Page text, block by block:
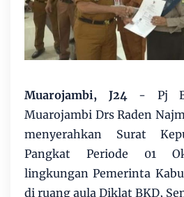
Muarojambi, J24 - Pj
Muarojambi Drs Raden
menyerahkan Surat
Pangkat Periode 01
lingkungan Pemerinta
di ruang aula Diklat BKD,